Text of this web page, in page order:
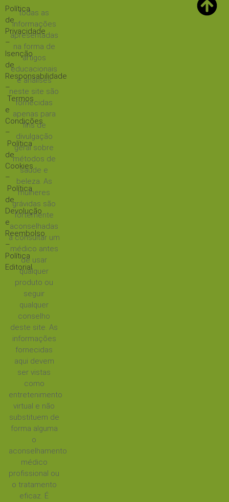
Política
de
Privacidade
–
Isenção
de
Responsabilidade
–
Termos
e
Condições
–
Política
de
Cookies
–
Política
de
Devolução
e
Reembolso
–
Política
Editorial
todas as
informações
apresentadas
na forma de
artigos
educacionais
e análises
neste site são
fornecidas
apenas para
fins de
divulgação
geral sobre
métodos de
saúde e
beleza. As
mulheres
grávidas são
fortemente
aconselhadas
a consultar um
médico antes
de usar
qualquer
produto ou
seguir
qualquer
conselho
deste site. As
informações
fornecidas
aqui devem
ser vistas
como
entretenimento
virtual e não
substituem de
forma alguma
o
aconselhamento
médico
profissional ou
o tratamento
eficaz. É